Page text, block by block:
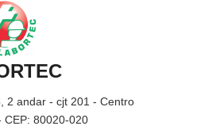
2 andar - cjt 201 - Centro
CEP: 80020-020